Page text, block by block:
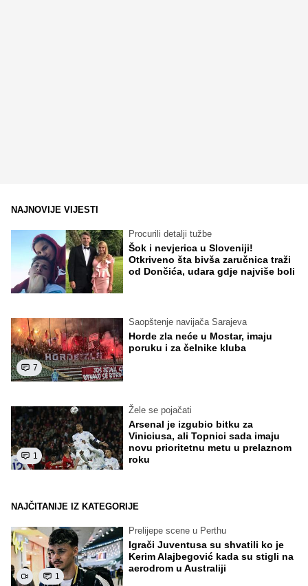
NAJNOVIJE VIJESTI
Procurili detalji tužbe
Šok i nevjerica u Sloveniji!
Otkriveno šta bivša zaručnica traži
od Dončića, udara gdje najviše boli
7
Saopštenje navijača Sarajeva
Horde zla neće u Mostar, imaju
poruku i za čelnike kluba
1
Žele se pojačati
Arsenal je izgubio bitku za
Viniciusa, ali Topnici sada imaju
novu prioritetnu metu u prelaznom
roku
NAJČITANIJE IZ KATEGORIJE
1
Prelijepe scene u Perthu
Igrači Juventusa su shvatili ko je
Kerim Alajbegović kada su stigli na
aerodrom u Australiji